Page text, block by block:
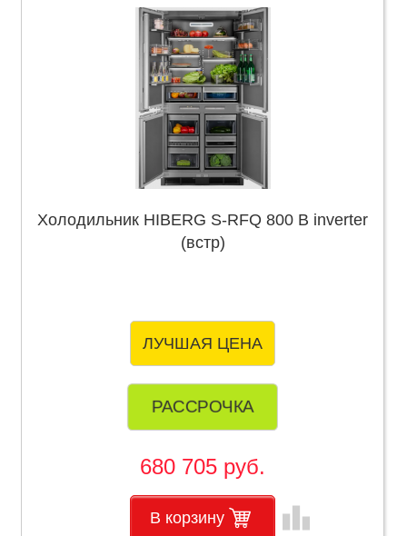
Холодильник HIBERG S-RFQ 800 B inverter
(встр)
ЛУЧШАЯ ЦЕНА
РАССРОЧКА
680 705 руб.
В корзину leaderboard